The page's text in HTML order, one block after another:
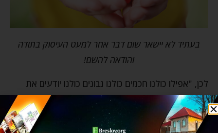
בעתיד לא יישאר שום דבר אחר למעט העיסוק בתודה
והודאה להשם!
לכן, "אפילו כולנו חכמים כולנו נבונים כולנו יודעים את
התורה, מצווה עלינו לספר ביציאת מצרים". כי אכן, גם
עכשיו שכבר קיבלנו את התורה, עדיין, עלינו לשוב בכל
פעם ולהכיר בנפלאות השם שעשה עמנו שגאל אותנו